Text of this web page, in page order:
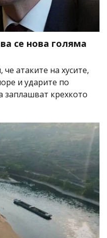
се нова голяма
атаките на хусите,
и ударите по
заплашват крехкото